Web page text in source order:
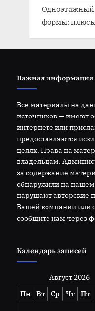
Одноэтажный
формы:
Важная информация
Все материалы на
источников — имеют
интернете или
предоставляются
целях. Права на
владельцам.
за содержание
обнаружили на
нарушают авторские
Вашей компании или
сообщите нам через
Календарь записей
Август 2026
Пн
Вт Ср Чт Пт